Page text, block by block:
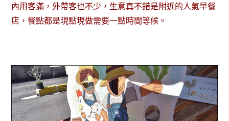
內用客滿，外帶客也不少，生意真不錯是附近的人氣早餐
店，餐點都是現點現做需要一點時間等候。